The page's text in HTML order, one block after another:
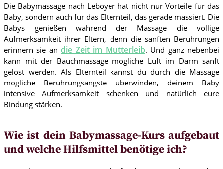
Die Babymassage nach Leboyer hat nicht nur Vorteile für das
Baby, sondern auch für das Elternteil, das gerade massiert. Die
Babys genießen während der Massage die völlige
Aufmerksamkeit ihrer Eltern, denn die sanften Berührungen
erinnern sie andie Zeit im Mutterleib. Und ganz nebenbei
kann mit der Bauchmassage mögliche Luft im Darm sanft
gelöst werden. Als Elternteil kannst du durch die Massage
mögliche Berührungsängste überwinden, deinem Baby
intensive Aufmerksamkeit schenken und natürlich eure
Bindung stärken.
Wie ist dein Babymassage-Kurs aufgebaut
und welche Hilfsmittel benötige ich?